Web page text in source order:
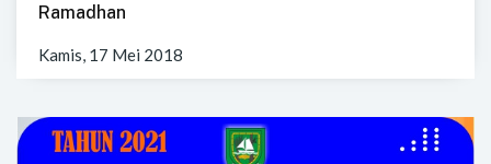
Ramadhan
Kamis, 17 Mei 2018